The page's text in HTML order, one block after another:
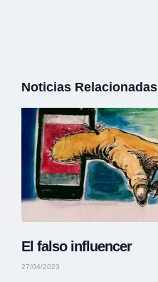
Noticias Relacionadas
El falso influencer
27/04/2023